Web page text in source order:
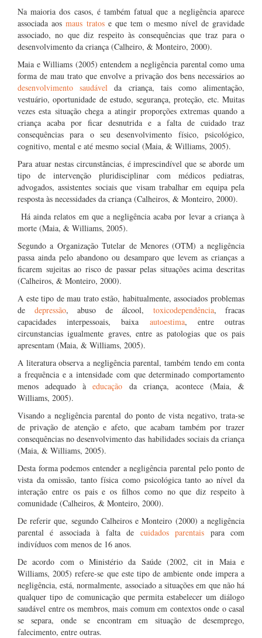
Na maioria dos casos, é também fatual que a negligência aparece
associada aosmaus tratose que tem o mesmo nível de gravidade
associado, no que diz respeito às consequências que traz para o
desenvolvimento da criança (Calheiro, & Monteiro, 2000).
Maia e Williams (2005) entendem a negligência parental como uma
forma de mau trato que envolve a privação dos bens necessários ao
desenvolvimento saudável da criança, tais como alimentação,
vestuário, oportunidade de estudo, segurança, proteção, etc. Muitas
vezes esta situação chega a atingir proporções extremas quando a
criança acaba por ficar desnutrida e a falta de cuidado traz
consequências para o seu desenvolvimento físico, psicológico,
cognitivo, mental e até mesmo social (Maia, & Williams, 2005).
Para atuar nestas circunstâncias, é imprescindível que se aborde um
tipo de intervenção pluridisciplinar com médicos pediatras,
advogados, assistentes sociais que visam trabalhar em equipa pela
resposta às necessidades da criança (Calheiros, & Monteiro, 2000).
Há ainda relatos em que a negligência acaba por levar a criança à
morte (Maia, & Williams, 2005).
Segundo a Organização Tutelar de Menores (OTM) a negligência
passa ainda pelo abandono ou desamparo que levem as crianças a
ficarem sujeitas ao risco de passar pelas situações acima descritas
(Calheiros, & Monteiro, 2000).
A este tipo de mau trato estão, habitualmente, associados problemas
de depressão, abuso de álcool, toxicodependência, fracas
capacidades interpessoais, baixa autoestima, entre outras
circunstancias igualmente graves, entre as patologias que os pais
apresentam (Maia, & Williams, 2005).
A literatura observa a negligência parental, também tendo em conta
a frequência e a intensidade com que determinado comportamento
menos adequado àeducação da criança, acontece (Maia, &
Williams, 2005).
Visando a negligência parental do ponto de vista negativo, trata-se
de privação de atenção e afeto, que acabam também por trazer
consequências no desenvolvimento das habilidades sociais da criança
(Maia, & Williams, 2005).
Desta forma podemos entender a negligência parental pelo ponto de
vista da omissão, tanto física como psicológica tanto ao nível da
interação entre os pais e os filhos como no que diz respeito à
comunidade (Calheiros, & Monteiro, 2000).
De referir que, segundo Calheiros e Monteiro (2000) a negligência
parental é associada à falta de cuidados parentais para com
indivíduos com menos de 16 anos.
De acordo com o Ministério da Saúde (2002, cit in Maia e
Williams, 2005) refere-se que este tipo de ambiente onde impera a
negligência, está, normalmente, associado a situações em que não há
qualquer tipo de comunicação que permita estabelecer um diálogo
saudável entre os membros, mais comum em contextos onde o casal
se separa, onde se encontram em situação de desemprego,
falecimento, entre outras.